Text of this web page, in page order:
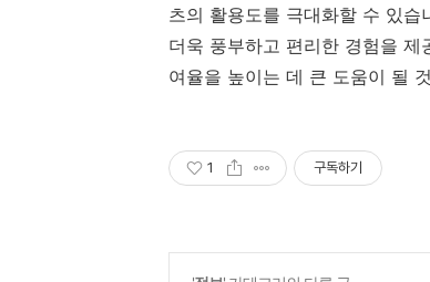
츠의 활용도를 극대화할 수 있
더욱 풍부하고 편리한 경험을
여율을 높이는 데 큰 도움이 될
1 구독하기